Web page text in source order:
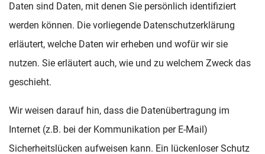
Daten sind Daten, mit denen Sie persönlich identifiziert
werden können. Die vorliegende Datenschutzerklärung
erläutert, welche Daten wir erheben und wofür wir sie
nutzen. Sie erläutert auch, wie und zu welchem Zweck das
geschieht.
Wir weisen darauf hin, dass die Datenübertragung im
Internet (z.B. bei der Kommunikation per E-Mail)
Sicherheitslücken aufweisen kann. Ein lückenloser Schutz